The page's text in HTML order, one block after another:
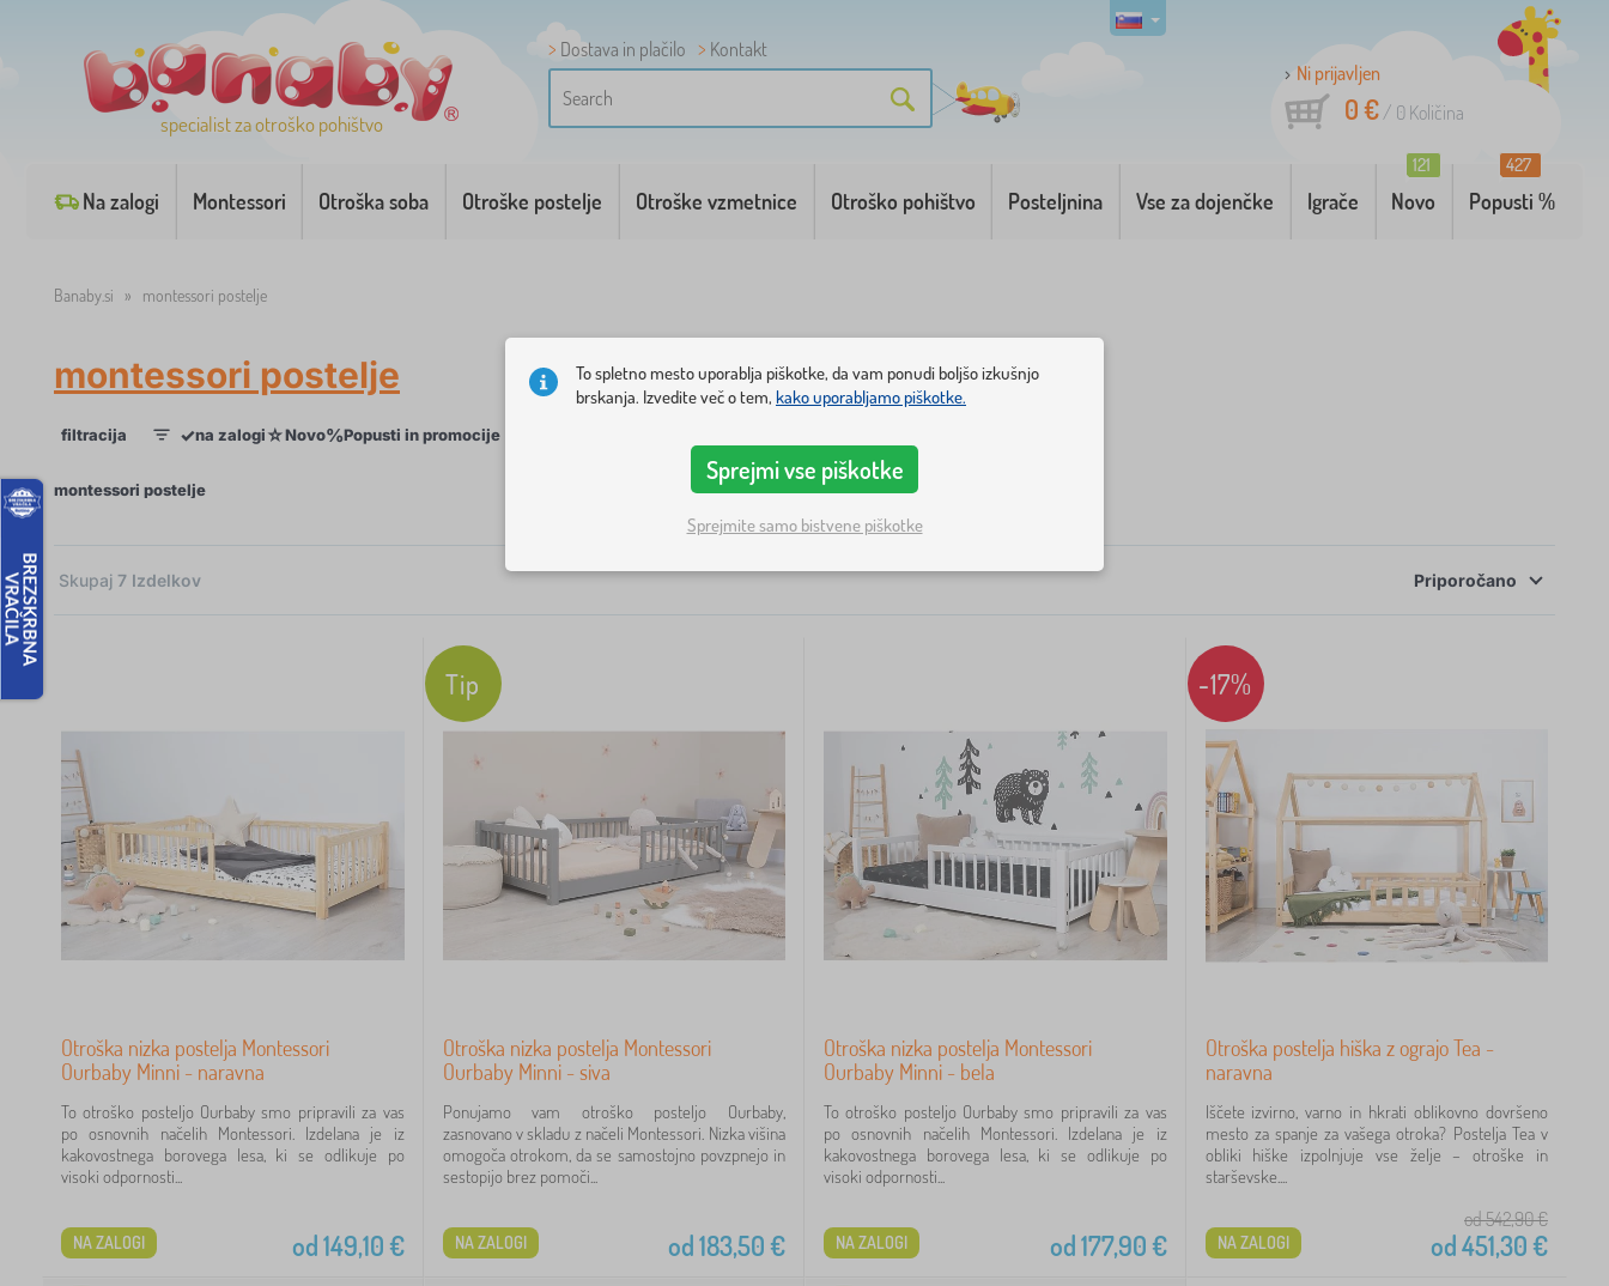
specialist za otroško pohištvo
Dostava in plačilo
Kontakt
Ni prijavljen
0 €/ 0 Količina
Na zalogi Montessori Otroška soba Otroške postelje Otroške vzmetnice Otroško pohištvo Posteljnina Vse za dojenčke Igrače Novo
121
Popusti %
427
Banaby.si » montessori postelje
montessori postelje
filtracija ✓na zalogi☆Novo%Popusti in promocije
7
montessori postelje
Skupaj 7 Izdelkov
Priporočano
Otroška nizka postelja Montessori
Ourbaby Minni - naravna
To otroško posteljo Ourbaby smo pripravili za vas
po osnovnih načelih Montessori. Izdelana je iz
kakovostnega borovega lesa, ki se odlikuje po
visoki odpornosti...
od149,10€
NA ZALOGI
Tip
Otroška nizka postelja Montessori
Ourbaby Minni - siva
Ponujamo vam otroško posteljo Ourbaby,
zasnovano v skladu z načeli Montessori. Nizka višina
omogoča otrokom, da se samostojno povzpnejo in
sestopijo brez pomoči...
od183,50€
NA ZALOGI
Otroška nizka postelja Montessori
Ourbaby Minni - bela
To otroško posteljo Ourbaby smo pripravili za vas
po osnovnih načelih Montessori. Izdelana je iz
kakovostnega borovega lesa, ki se odlikuje po
visoki odpornosti...
od177,90€
NA ZALOGI
-17%
Otroška postelja hiška z ograjo Tea -
naravna
Iščete izvirno, varno in hkrati oblikovno dovršeno
mesto za spanje za vašega otroka? Postelja Tea v
obliki hiške izpolnjuje vse želje – otroške in
starševske....
od 542,90€
od451,30€
NA ZALOGI
To spletno mesto uporablja piškotke, da vam ponudi boljšo izkušnjo
brskanja. Izvedite več o tem, kako uporabljamo piškotke.
Sprejmi vse piškotke
Sprejmite samo bistvene piškotke